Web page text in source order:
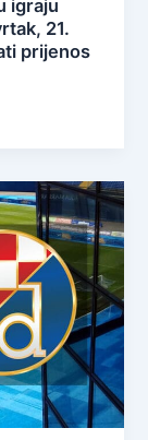
igraju
21.
prijenos